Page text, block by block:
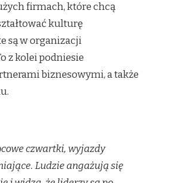
firmach, które chcą
kulturę
są w organizacji
z kolei podniesie
biznesowymi, a także
czwartki, wyjazdy
Ludzie angażują się